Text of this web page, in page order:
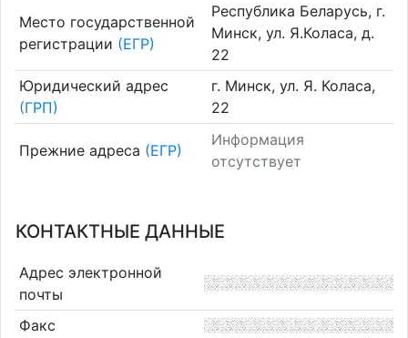
Место государственной
регистрации (ЕГР)
Республика Беларусь, г.
Минск, ул. Я.Коласа, д.
22
Юридический адрес
(ГРП)
г. Минск, ул. Я. Коласа,
22
Прежние адреса (ЕГР)
Информация
отсутствует
КОНТАКТНЫЕ ДАННЫЕ
Адрес электронной
почты
Факс